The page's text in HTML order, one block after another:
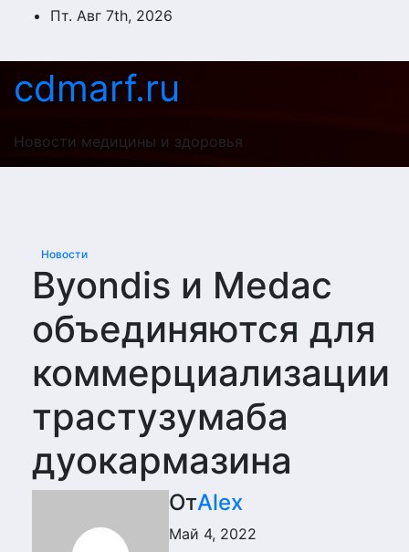
ПерейтиПт. Авг 7th, 2026
cdmarf.ru
Новости медицины и здоровья
Новости
Byondis и Medac
объединяются для
коммерциализации
трастузумаба
дуокармазина
ОтAlex
Май 4, 2022